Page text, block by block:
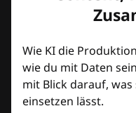
Wie KI die
wie du mit Daten
mit Blick darauf,
einsetzen lässt.